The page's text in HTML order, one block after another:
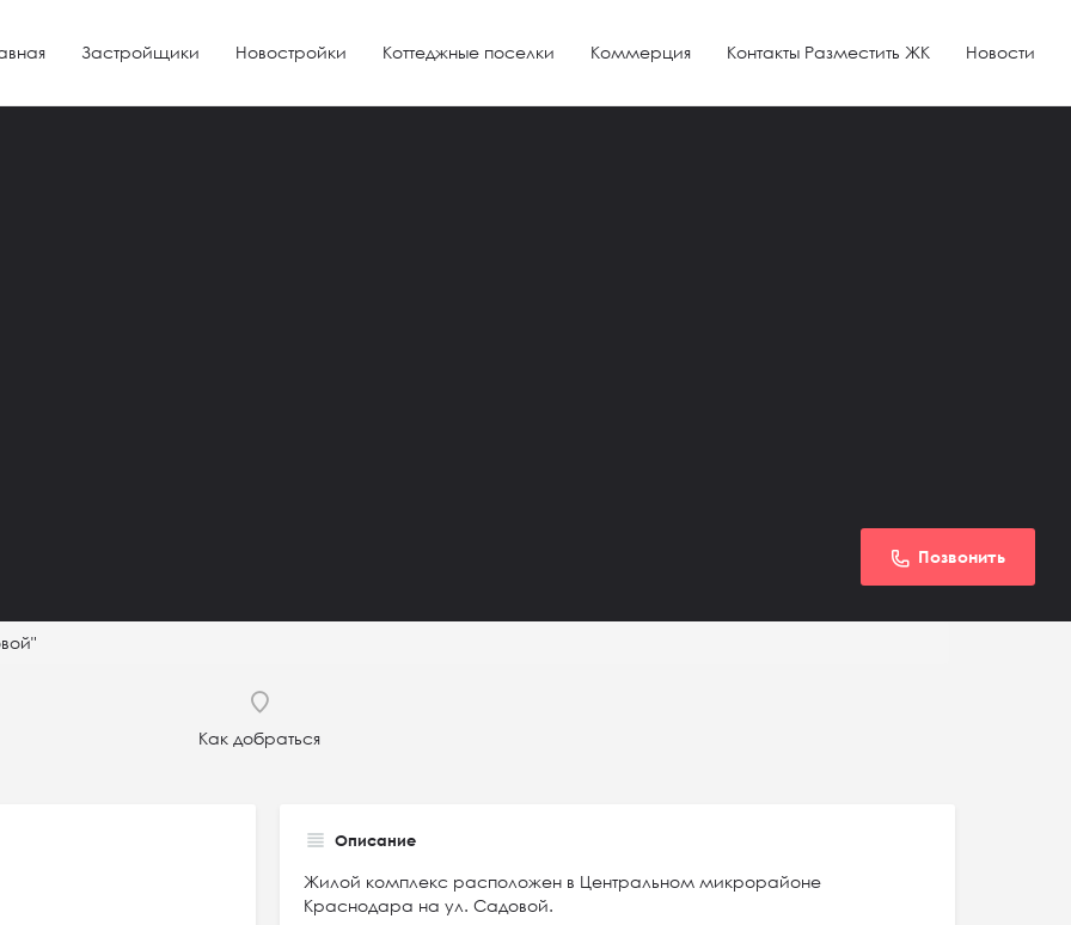
Застройщики Новостройки Коттеджные поселки Коммерция Контакты Разместить ЖК Новости
Позвонить
Как добраться
Описание
Жилой комплекс расположен в Центральном микрорайоне
Краснодара на ул. Садовой.